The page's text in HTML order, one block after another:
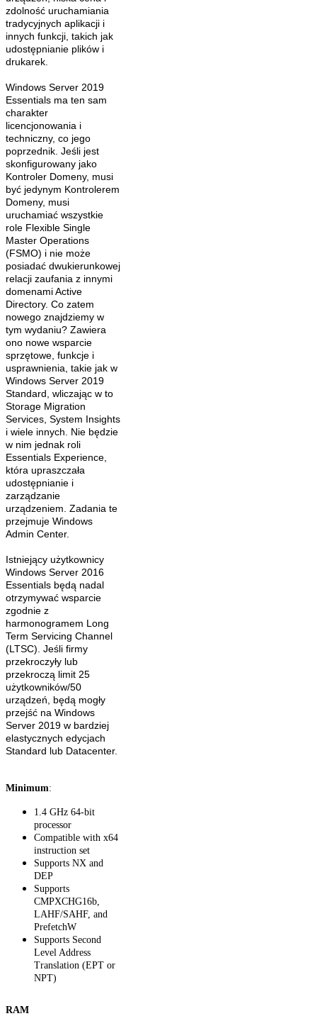
zdolność uruchamiania
tradycyjnych aplikacji i
innych funkcji, takich jak
udostępnianie plików i
drukarek.
Windows Server 2019
Essentials ma ten sam
charakter
licencjonowania i
techniczny, co jego
poprzednik. Jeśli jest
skonfigurowany jako
Kontroler Domeny, musi
być jedynym Kontrolerem
Domeny, musi
uruchamiać wszystkie
role Flexible Single
Master Operations
(FSMO) i nie może
posiadać dwukierunkowej
relacji zaufania z innymi
domenami Active
Directory. Co zatem
nowego znajdziemy w
tym wydaniu? Zawiera
ono nowe wsparcie
sprzętowe, funkcje i
usprawnienia, takie jak w
Windows Server 2019
Standard, wliczając w to
Storage Migration
Services, System Insights
i wiele innych. Nie będzie
w nim jednak roli
Essentials Experience,
która upraszczała
udostępnianie i
zarządzanie
urządzeniem. Zadania te
przejmuje Windows
Admin Center.
Istniejący użytkownicy
Windows Server 2016
Essentials będą nadal
otrzymywać wsparcie
zgodnie z
harmonogramem Long
Term Servicing Channel
(LTSC). Jeśli firmy
przekroczyły lub
przekroczą limit 25
użytkowników/50
urządzeń, będą mogły
przejść na Windows
Server 2019 w bardziej
elastycznych edycjach
Standard lub Datacenter.
Minimum:
1.4 GHz 64-bit
processor
Compatible with x64
instruction set
Supports NX and
DEP
Supports
CMPXCHG16b,
LAHF/SAHF, and
PrefetchW
Supports Second
Level Address
Translation (EPT or
NPT)
RAM